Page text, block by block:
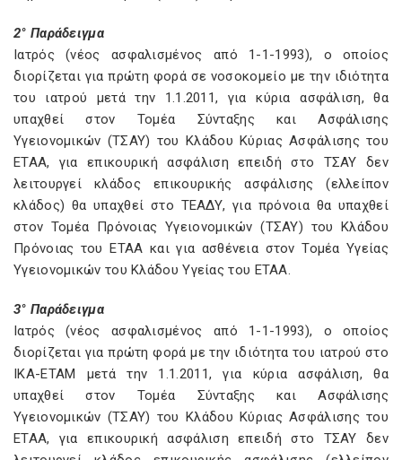
2° Παράδειγμα
Ιατρός (νέος ασφαλισμένος από 1-1-1993), ο οποίος
διορίζεται για πρώτη φορά σε νοσοκομείο με την ιδιότητα
του ιατρού μετά την 1.1.2011, για κύρια ασφάλιση, θα
υπαχθεί στον Τομέα Σύνταξης και Ασφάλισης
Υγειονομικών (ΤΣΑΥ) του Κλάδου Κύριας Ασφάλισης του
ΕΤΑΑ, για επικουρική ασφάλιση επειδή στο ΤΣΑΥ δεν
λειτουργεί κλάδος επικουρικής ασφάλισης (ελλείπον
κλάδος) θα υπαχθεί στο ΤΕΑΔΥ, για πρόνοια θα υπαχθεί
στον Τομέα Πρόνοιας Υγειονομικών (ΤΣΑΥ) του Κλάδου
Πρόνοιας του ΕΤΑΑ και για ασθένεια στον Τομέα Υγείας
Υγειονομικών του Κλάδου Υγείας του ΕΤΑΑ.
3° Παράδειγμα
Ιατρός (νέος ασφαλισμένος από 1-1-1993), ο οποίος
διορίζεται για πρώτη φορά με την ιδιότητα του ιατρού στο
ΙΚΑ-ΕΤΑΜ μετά την 1.1.2011, για κύρια ασφάλιση, θα
υπαχθεί στον Τομέα Σύνταξης και Ασφάλισης
Υγειονομικών (ΤΣΑΥ) του Κλάδου Κύριας Ασφάλισης του
ΕΤΑΑ, για επικουρική ασφάλιση επειδή στο ΤΣΑΥ δεν